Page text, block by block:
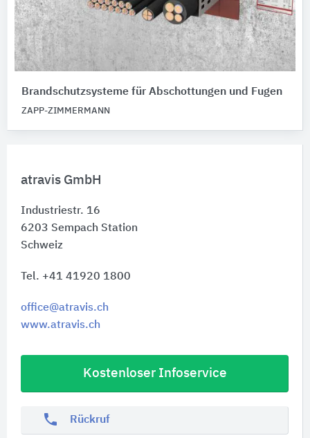
atravis GmbH
Industriestr. 16
6203 Sempach Station
Schweiz
Tel. +41 41920 1800
office@atravis.ch
www.atravis.ch
Kostenloser Infoservice
phone Rückruf
Brandschutzsysteme für Abschottungen und Fugen
ZAPP-ZIMMERMANN